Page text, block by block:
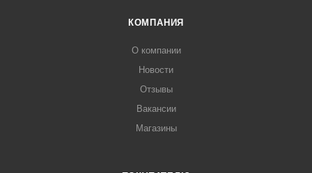
КОМПАНИЯ
О компании
Новости
Отзывы
Вакансии
Магазины